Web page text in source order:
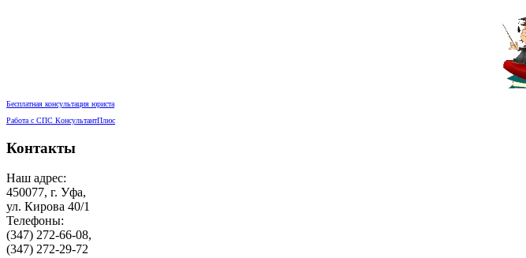
Бесплатная консультация юриста
Работа с СПС КонсультантПлюс
Контакты
Наш адрес:
450077, г. Уфа,
ул. Кирова 40/1
Телефоны:
(347) 272-66-08,
(347) 272-29-72